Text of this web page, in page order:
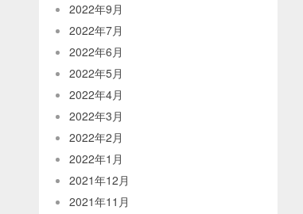
2022年9月
2022年7月
2022年6月
2022年5月
2022年4月
2022年3月
2022年2月
2022年1月
2021年12月
2021年11月